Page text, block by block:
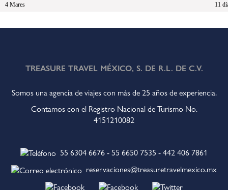
4 Mares
11
TREASURE TRAVEL MÉXICO, S. DE R.L. DE C.V.
Somos una agencia de viajes con más de 25 años de experiencia.
Contamos con el Registro Nacional de Turismo No.
4151210082
55 6304 6676 - 55 6650 7535 - 442 406 7861
reservaciones@treasuretravelmexico.mx